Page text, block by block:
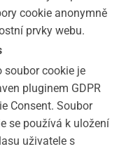
cookie anonymně
prvky webu.
soubor cookie je
pluginem GDPR
Consent. Soubor
se používá k uložení
uživatele s